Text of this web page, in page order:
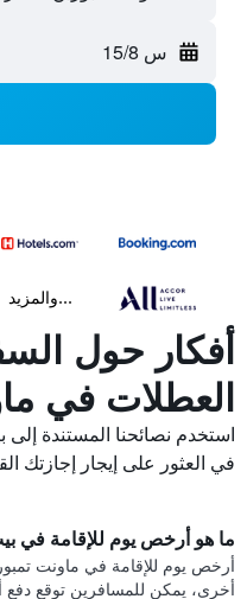
س 15/8
...والمزيد
أفكار حول
العطلات في
في العثور على إيجار إجازتك
ما هو أرخص يوم للإقامة في
أخرى، يمكن للمسافرين توقع